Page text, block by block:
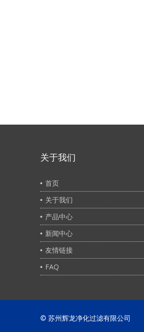
关于我们
首页
关于我们
产品中心
新闻中心
友情链接
FAQ
© 苏州辉龙净化过滤有限公司